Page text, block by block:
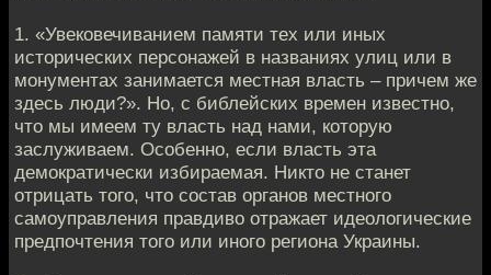
1. «Увековечиванием памяти тех или иных
исторических персонажей в названиях улиц или в
монументах занимается местная власть – причем же
здесь люди?». Но, с библейских времен известно,
что мы имеем ту власть над нами, которую
заслуживаем. Особенно, если власть эта
демократически избираемая. Никто не станет
отрицать того, что состав органов местного
самоуправления правдиво отражает идеологические
предпочтения того или иного региона Украины.